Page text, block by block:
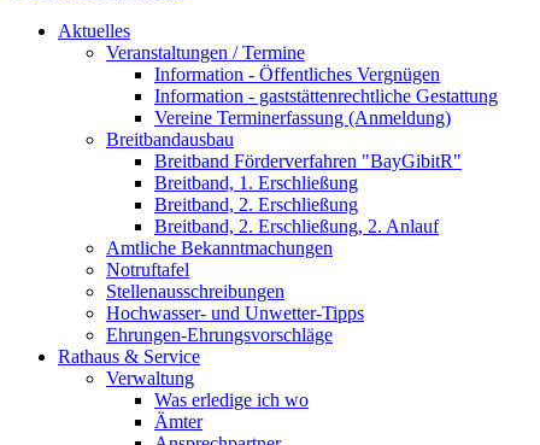
Aktuelles
Veranstaltungen / Termine
Information - Öffentliches Vergnügen
Information - gaststättenrechtliche Gestattung
Vereine Terminerfassung (Anmeldung)
Breitbandausbau
Breitband Förderverfahren "BayGibitR"
Breitband, 1. Erschließung
Breitband, 2. Erschließung
Breitband, 2. Erschließung, 2. Anlauf
Amtliche Bekanntmachungen
Notruftafel
Stellenausschreibungen
Hochwasser- und Unwetter-Tipps
Ehrungen-Ehrungsvorschläge
Rathaus & Service
Verwaltung
Was erledige ich wo
Ämter